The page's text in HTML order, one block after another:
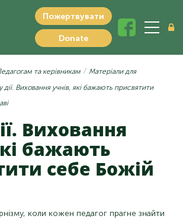
Пожертвувати
Donate
та керівникам
Матеріали для
дії. Виховання учнів, які бажають присвятити
бажають
себе Божій
коли кожен педагог прагне знайти